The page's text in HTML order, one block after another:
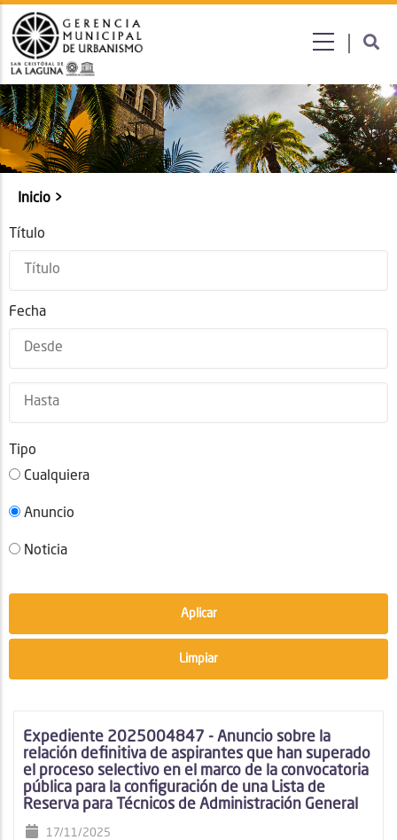
Submenú
Sobrescribir
enlaces
de
ayuda
a
la
navegación
Inicio
Título
Fecha
Tipo
Cualquiera
Anuncio
Noticia
Expediente 2025004847 - Anuncio sobre la
relación definitiva de aspirantes que han superado
el proceso selectivo en el marco de la convocatoria
pública para la configuración de una Lista de
Reserva para Técnicos de Administración General
17/11/2025